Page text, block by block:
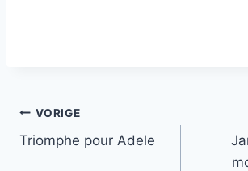
Bericht
navigatie
VORIGE
Triomphe pour Adele